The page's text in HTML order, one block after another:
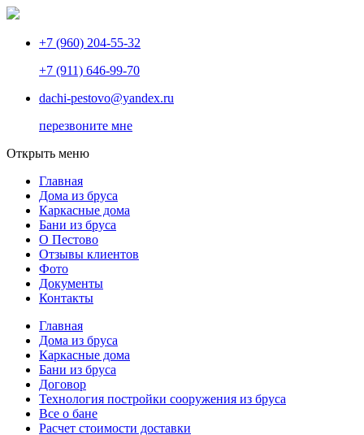
+7 (960) 204-55-32
+7 (911) 646-99-70
dachi-pestovo@yandex.ru
перезвоните мне
Открыть меню
Главная
Дома из бруса
Каркасные дома
Бани из бруса
О Пестово
Отзывы клиентов
Фото
Документы
Контакты
Главная
Дома из бруса
Каркасные дома
Бани из бруса
Договор
Технология постройки сооружения из бруса
Все о бане
Расчет стоимости доставки